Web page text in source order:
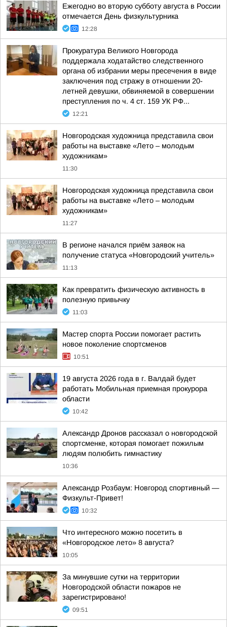
Ежегодно во вторую субботу августа в России
отмечается День физкультурника
12:28
Прокуратура Великого Новгорода
поддержала ходатайство следственного
органа об избрании меры пресечения в виде
заключения под стражу в отношении 20-
летней девушки, обвиняемой в совершении
преступления по ч. 4 ст. 159 УК РФ...
12:21
Новгородская художница представила свои
работы на выставке «Лето – молодым
художникам»
11:30
Новгородская художница представила свои
работы на выставке «Лето – молодым
художникам»
11:27
В регионе начался приём заявок на
получение статуса «Новгородский учитель»
11:13
Как превратить физическую активность в
полезную привычку
11:03
Мастер спорта России помогает растить
новое поколение спортсменов
10:51
19 августа 2026 года в г. Валдай будет
работать Мобильная приемная прокурора
области
10:42
Александр Дронов рассказал о новгородской
спортсменке, которая помогает пожилым
людям полюбить гимнастику
10:36
Александр Розбаум: Новгород спортивный —
Физкульт-Привет!
10:32
Что интересного можно посетить в
«Новгородское лето» 8 августа?
10:05
За минувшие сутки на территории
Новгородской области пожаров не
зарегистрировано!
09:51